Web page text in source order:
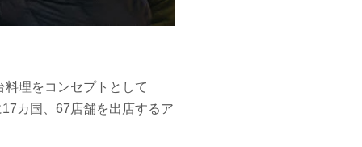
理をコンセプトとして
カ国、67店舗を出店するア